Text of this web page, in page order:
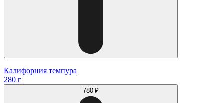
Калифорния темпура
280 г
780 ₽